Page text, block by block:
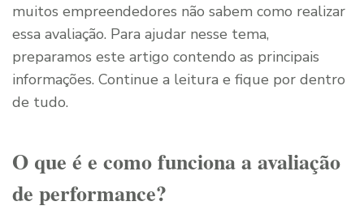
muitos empreendedores não sabem como realizar
essa avaliação. Para ajudar nesse tema,
preparamos este artigo contendo as principais
informações. Continue a leitura e fique por dentro
de tudo.
O que é e como funciona a avaliação
de performance?